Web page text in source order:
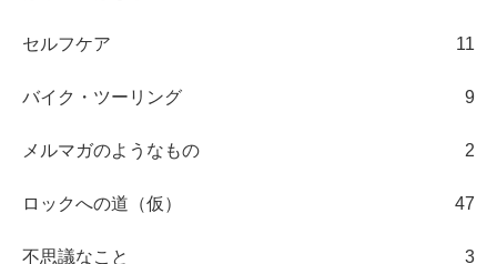
セルフケア 11
バイク・ツーリング 9
メルマガのようなもの 2
ロックへの道（仮） 47
不思議なこと 3